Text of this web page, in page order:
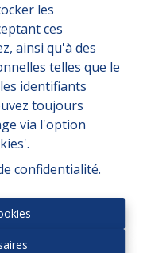
les
ces
ainsi qu'à des
telles que le
identifiants
toujours
via l'option
confidentialité.
À Louer